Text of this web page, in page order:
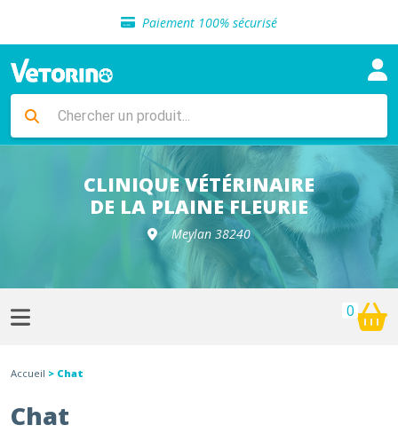
Paiement 100% sécurisé
Livraison gratuite en clinique vétérinaire
Sélection de croquettes vétérinaire
Livraison gratuite en clinique vétérinaire
Retour gratuit en clinique
Sélection de croquettes vétérinaire
CLINIQUE VÉTÉRINAIRE
DE LA PLAINE FLEURIE
Meylan 38240
0
Accueil > Chat
Chat